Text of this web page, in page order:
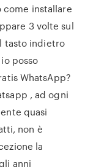
installare
3 volte sul
tasto indietro
posso
WhatsApp?
, ad ogni
quasi
non è
la
anni